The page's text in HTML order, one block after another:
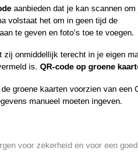
aanbieden dat je kan scannen om
volstaat het om in geen tijd de
te geven en foto’s toe te voegen.
zij onmiddellijk terecht in je eigen
is. QR-code op groene
groene kaarten voorzien van een
manueel moeten ingeven.
voor zekerheid en voor een